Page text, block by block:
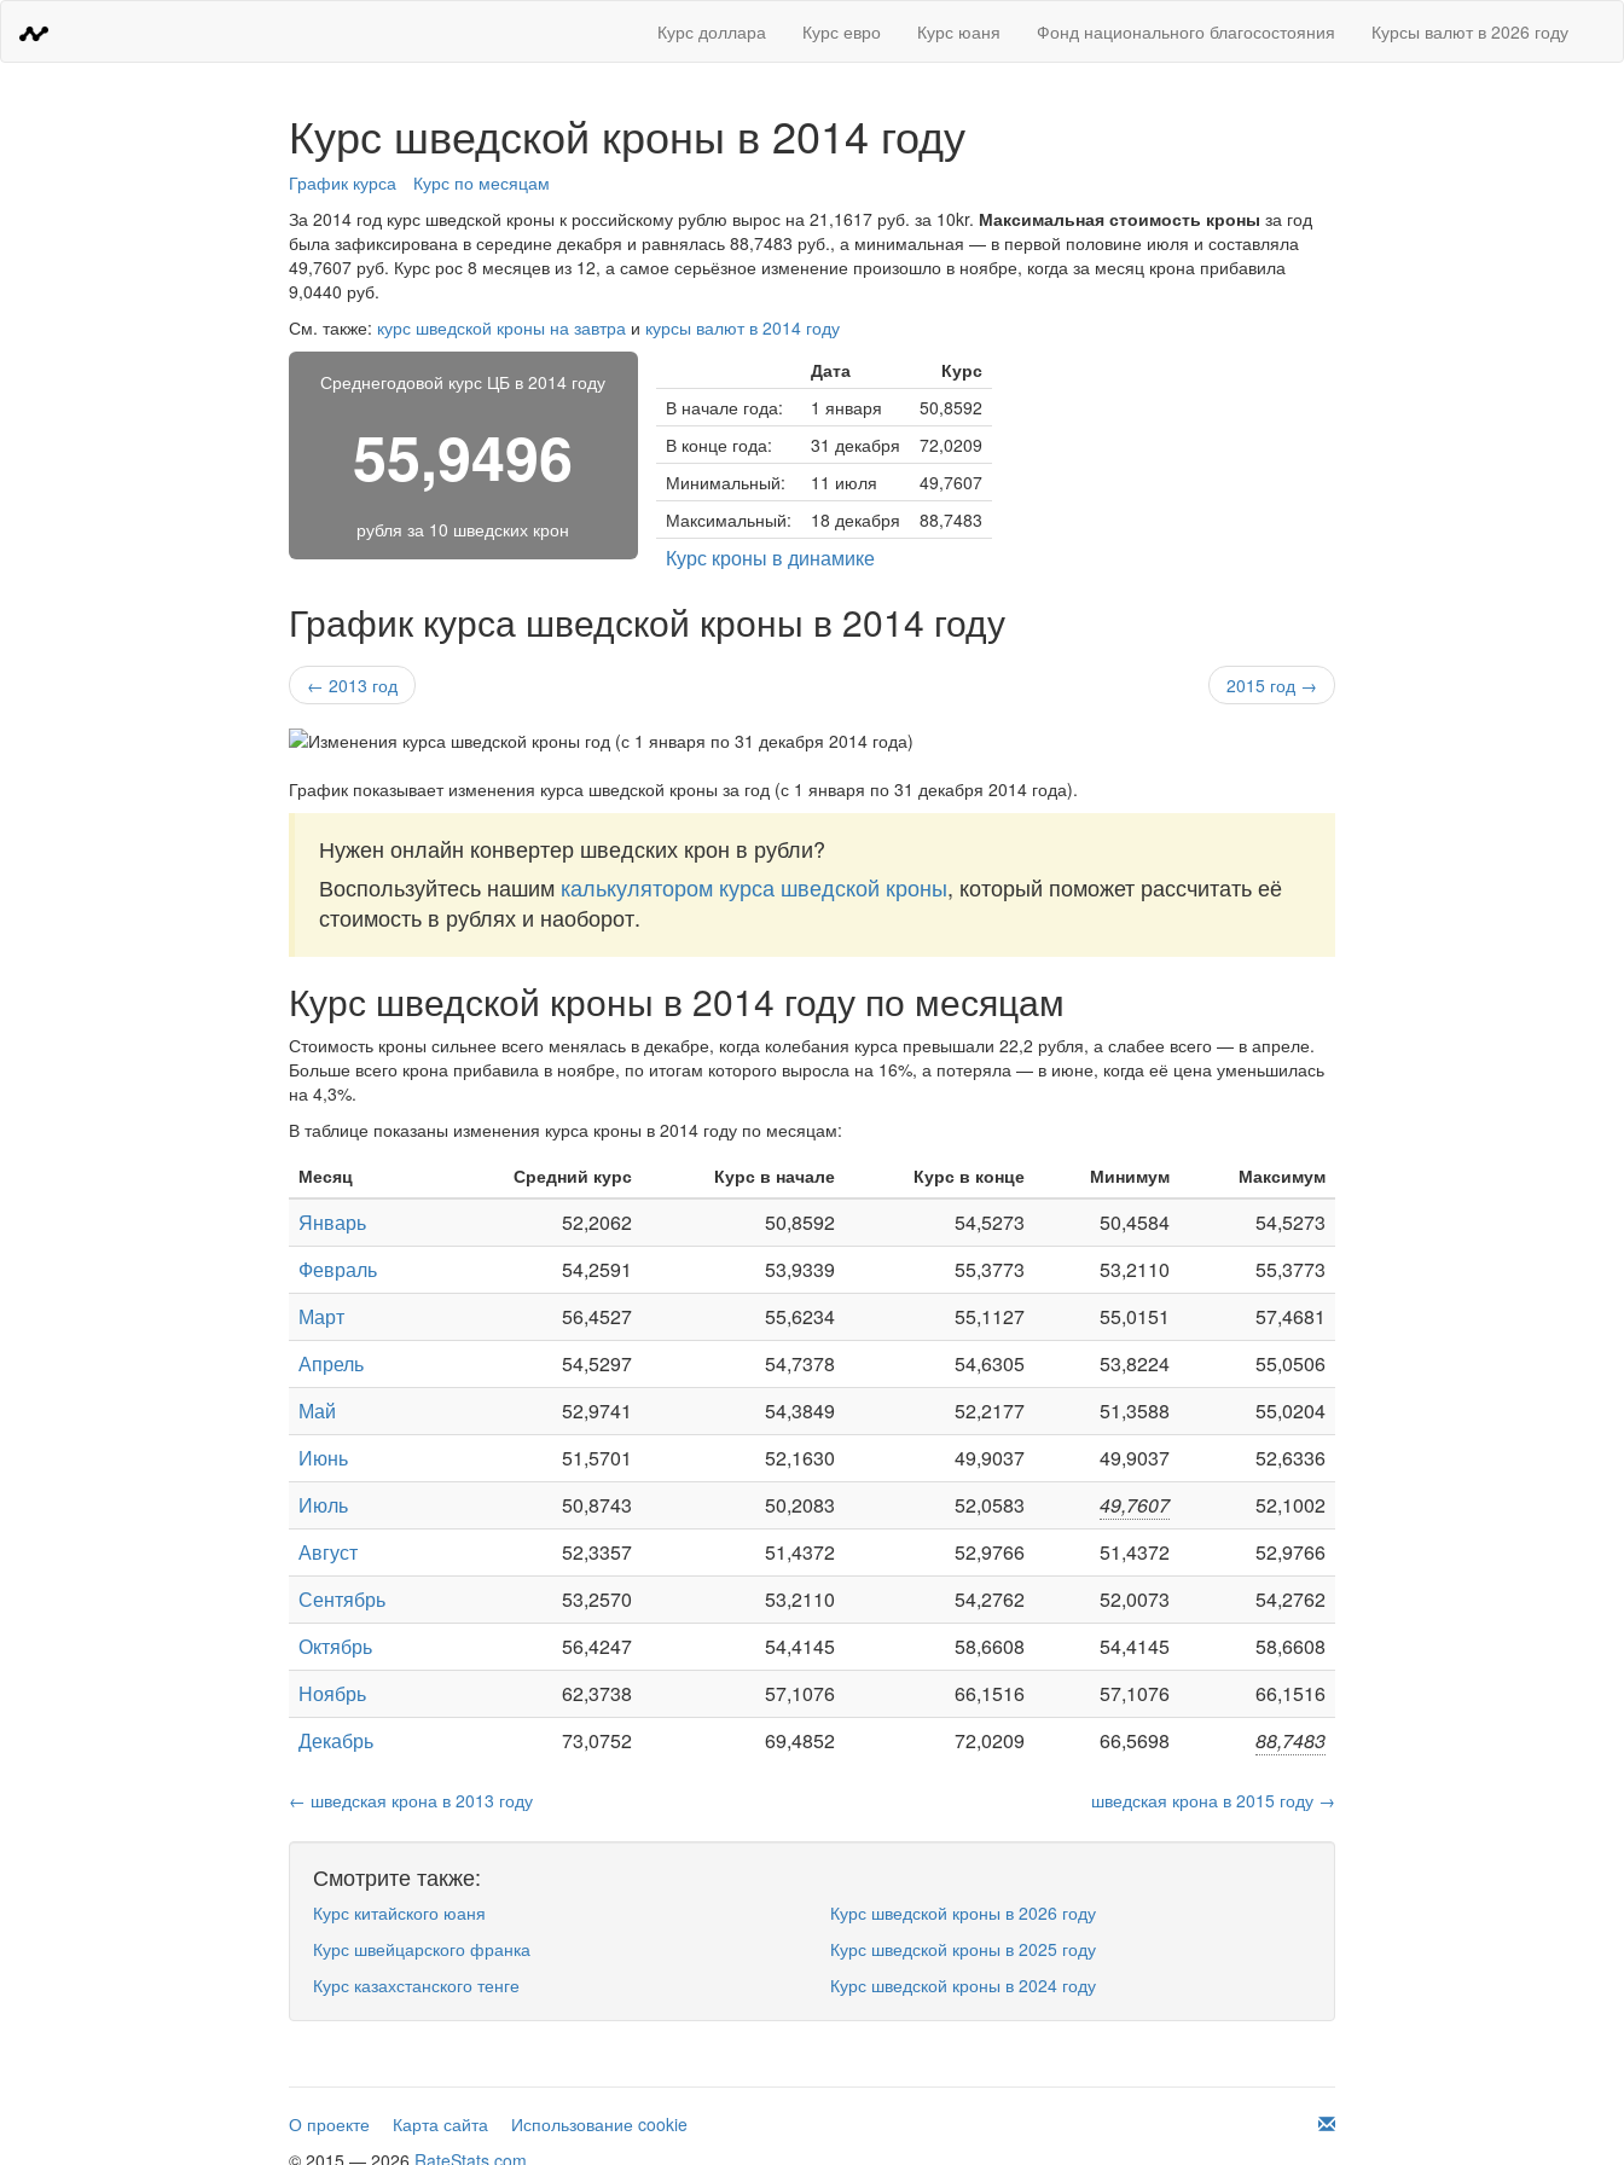
Курс доллара Курс евро Курс юаня Фонд национального благосостояния Курсы валют в 2026 году
Курс шведской кроны в 2014 году
График курса
Курс по месяцам
За 2014 год курс шведской кроны к российскому рублю вырос на 21,1617 руб. за 10kr. Максимальная стоимость кроны за год
была зафиксирована в середине декабря и равнялась 88,7483 руб., а минимальная — в первой половине июля и составляла
49,7607 руб. Курс рос 8 месяцев из 12, а самое серьёзное изменение произошло в ноябре, когда за месяц крона прибавила
9,0440 руб.
См. также: курс шведской кроны на завтра и курсы валют в 2014 году
Среднегодовой курс ЦБ в 2014 году
55,9496
рубля за 10 шведских крон
Дата
Курс
В начале года:
1 января
50,8592
В конце года:
31 декабря
72,0209
Минимальный:
11 июля
49,7607
Максимальный:
18 декабря 88,7483
Курс кроны в динамике
График курса шведской кроны в 2014 году
← 2013 год 2015 год →
График показывает изменения курса шведской кроны за год (с 1 января по 31 декабря 2014 года).
Нужен онлайн конвертер шведских крон в рубли?
Воспользуйтесь нашим калькулятором курса шведской кроны, который поможет рассчитать её
стоимость в рублях и наоборот.
Курс шведской кроны в 2014 году по месяцам
Стоимость кроны сильнее всего менялась в декабре, когда колебания курса превышали 22,2 рубля, а слабее всего — в апреле.
Больше всего крона прибавила в ноябре, по итогам которого выросла на 16%, а потеряла — в июне, когда её цена уменьшилась
на 4,3%.
В таблице показаны изменения курса кроны в 2014 году по месяцам:
Месяц
Средний курс Курс в начале Курс в конце Минимум Максимум
Январь 52,2062 50,8592 54,5273 50,4584
54,5273
Февраль
54,2591 53,9339 55,3773 53,2110
55,3773
Март
56,4527 55,6234 55,1127 55,0151
57,4681
Апрель
54,5297 54,7378 54,6305 53,8224
55,0506
Май
52,9741 54,3849 52,2177 51,3588
55,0204
Июнь
51,5701 52,1630 49,9037 49,9037
52,6336
Июль
50,8743 50,2083 52,0583 49,7607
52,1002
Август
52,3357 51,4372 52,9766 51,4372
52,9766
Сентябрь
53,2570 53,2110 54,2762 52,0073
54,2762
Октябрь
56,4247 54,4145 58,6608 54,4145
58,6608
Ноябрь
62,3738 57,1076 66,1516 57,1076
66,1516
Декабрь
73,0752 69,4852 72,0209 66,5698 88,7483
← шведская крона в 2013 году шведская крона в 2015 году →
Смотрите также:
Курс китайского юаня
Курс швейцарского франка
Курс казахстанского тенге
Курс шведской кроны в 2026 году
Курс шведской кроны в 2025 году
Курс шведской кроны в 2024 году
О проекте Карта сайта
Использование cookie
© 2015 — 2026 RateStats.com